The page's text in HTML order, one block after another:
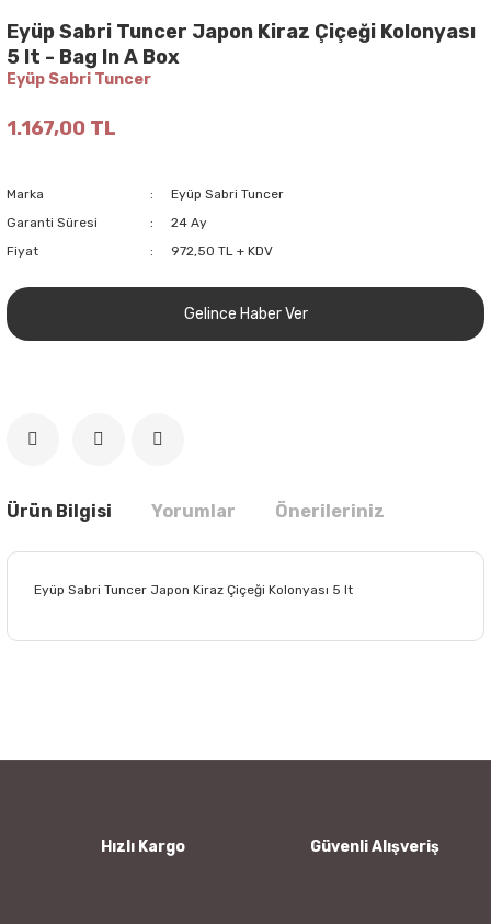
Eyüp Sabri Tuncer Japon Kiraz Çiçeği Kolonyası
5 lt - Bag In A Box
Eyüp Sabri Tuncer
1.167,00 TL
Marka
Eyüp Sabri Tuncer
Garanti Süresi
24 Ay
Fiyat
972,50 TL + KDV
Gelince Haber Ver
Ürün Bilgisi Yorumlar Önerileriniz
Eyüp Sabri Tuncer Japon Kiraz Çiçeği Kolonyası 5 lt
Ürün bilgilerinde hatalar bulunuyor.
Hızlı Kargo Güvenli Alışveriş